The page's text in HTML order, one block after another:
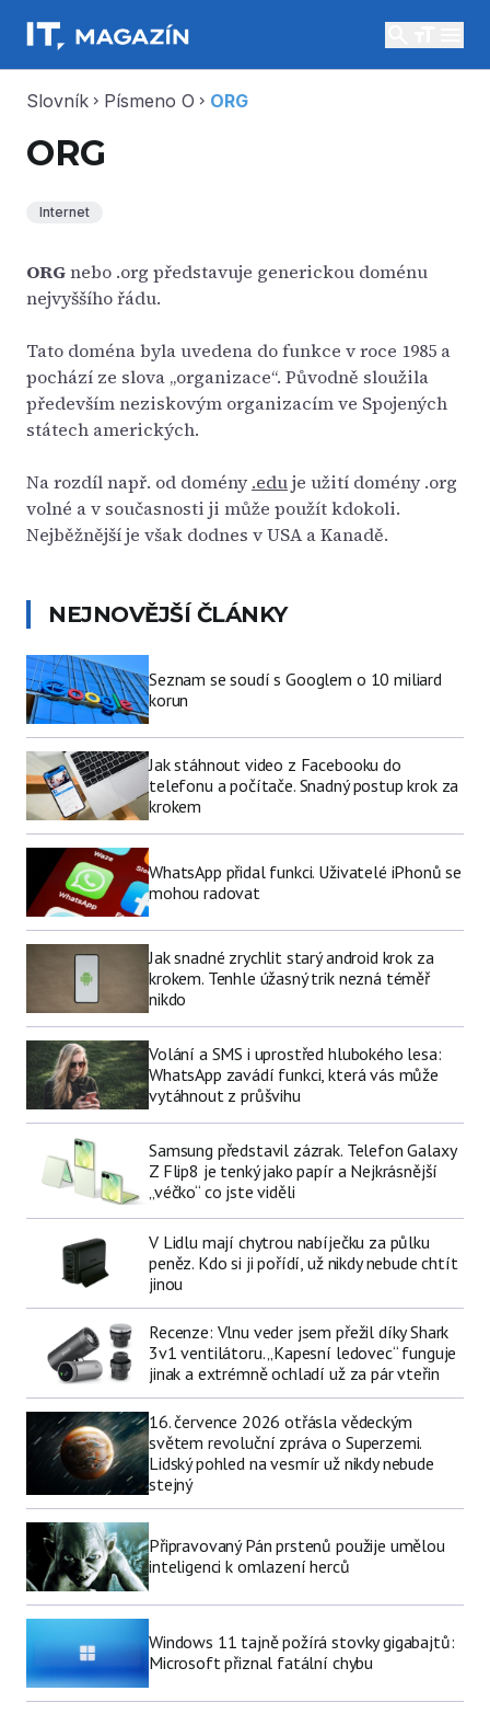
Slovník chevron_right Písmeno O chevron_right ORG
ORG
Internet
ORGnebo .org představuje generickou doménu
nejvyššího řádu.
Tato doména byla uvedena do funkce v roce 1985 a
pochází ze slova „organizace“. Původně sloužila
především neziskovým organizacím ve Spojených
státech amerických.
Na rozdíl např. od domény.eduje užití domény .org
volné a v současnosti ji může použít kdokoli.
Nejběžnější je však dodnes v USA a Kanadě.
NEJNOVĚJŠÍ ČLÁNKY
Seznam se soudí s Googlem o 10 miliard
korun
Jak stáhnout video z Facebooku do
telefonu a počítače. Snadný postup krok za
krokem
WhatsApp přidal funkci. Uživatelé iPhonů se
mohou radovat
Jak snadné zrychlit starý android krok za
krokem. Tenhle úžasný trik nezná téměř
nikdo
Volání a SMS i uprostřed hlubokého lesa:
WhatsApp zavádí funkci, která vás může
vytáhnout z průšvihu
Samsung představil zázrak. Telefon Galaxy
Z Flip8 je tenký jako papír a Nejkrásnější
„véčko“ co jste viděli
V Lidlu mají chytrou nabíječku za půlku
peněz. Kdo si ji pořídí, už nikdy nebude chtít
jinou
Recenze: Vlnu veder jsem přežil díky Shark
3v1 ventilátoru. „Kapesní ledovec“ funguje
jinak a extrémně ochladí už za pár vteřin
16. července 2026 otřásla vědeckým
světem revoluční zpráva o Superzemi.
Lidský pohled na vesmír už nikdy nebude
stejný
Připravovaný Pán prstenů použije umělou
inteligenci k omlazení herců
Windows 11 tajně požírá stovky gigabajtů:
Microsoft přiznal fatální chybu